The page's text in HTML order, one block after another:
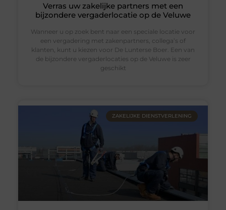
Verras uw zakelijke partners met een
bijzondere vergaderlocatie op de Veluwe
Wanneer u op zoek bent naar een speciale locatie voor
een vergadering met zakenpartners, collega’s of
klanten, kunt u kiezen voor De Lunterse Boer. Een van
de bijzondere vergaderlocaties op de Veluwe is zeer
geschikt
ZAKELIJKE DIENSTVERLENING